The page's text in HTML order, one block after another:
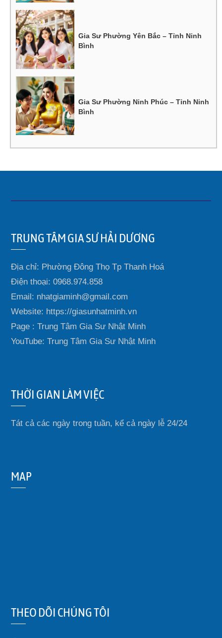
Gia Sư Phường Yên Bắc – Tỉnh Ninh
Bình
Gia Sư Phường Ninh Phúc – Tỉnh Ninh
Bình
TRUNG TÂM GIA SƯ HẢI DƯƠNG
Địa chỉ: Phường Đông Thọ Tp Thanh Hoá
Điện thoại: 0968.974.858
Email: nhatgiaminh@gmail.com
Website: https://giasunhatminh.vn
Page : Trung Tâm Gia Sư Nhật Minh
YouTube: Trung Tâm Gia Sư Nhật Minh
THỜI GIAN LÀM VIỆC
Tát cả các ngày trong tuần, kể cả ngày lễ 24/24
MAP
THEO DÕI CHÚNG TÔI